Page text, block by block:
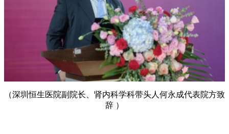
（深圳恒生医院副院长、肾内科学科带头人何永成代表院方致
辞 ）